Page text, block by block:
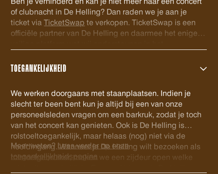
of clubnacht in De Helling? Dan raden we je aan je
ticket viaTicketSwap te verkopen. TicketSwap is een
officiële partner van De Helling en daarmee het enige
TicketSwap worden verhandeld worden automatisch
plezier!
TOEGANKELIJKHEID
We werken doorgaans met staanplaatsen. Indien je
slecht ter been bent kun je altijd bij een van onze
personeelsleden vragen om een barkruk, zodat je toch
van het concert kan genieten. Ook is De Helling is
rolstoeltoegankelijk, maar helaas (nog) niet via de
hoofdingang. Wanneer je De Helling wilt bezoeken als
rolstoelgebruiker, maken we een zijdeur open welke
Meer weten? Lees verder op onze
toegankelijkheidspagina